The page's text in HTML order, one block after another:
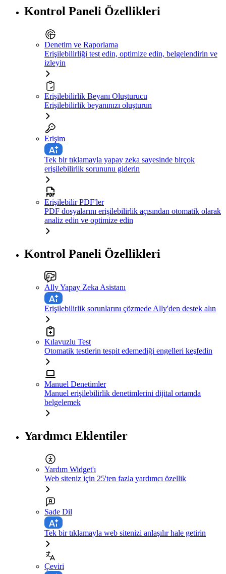
Kontrol Paneli Özellikleri
Denetim ve Raporlama
Erişilebilirliği test edin, optimize edin, belgelendirin ve
izleyin
Erişilebilirlik Beyanı Oluşturucu
Erişilebilirlik beyanınızı oluşturun
Erişim
Tek bir tıklamayla yapay zeka sayesinde birçok
erişilebilirlik sorununu giderin
Erişilebilir PDF'ler
PDF dosyalarını erişilebilirlik açısından otomatik olarak
analiz edin ve optimize edin
Kontrol Paneli Özellikleri
Ally Yapay Zeka Asistanı
Erişilebilirlik sorunlarını çözmede Ally'den destek alın
Kılavuzlu Test
Otomatik testlerin tespit edemediği engelleri keşfedin
Manuel Denetimler
Manuel erişilebilirlik denetimlerini dijital ortamda
belgelemek
Yardımcı Eklentiler
Yardım Widget'ı
Web siteniz için 25'ten fazla yardımcı özellik
Sade Dil
Tek bir tıklamayla web sitenizi anlaşılır hale getirin
Çeviri